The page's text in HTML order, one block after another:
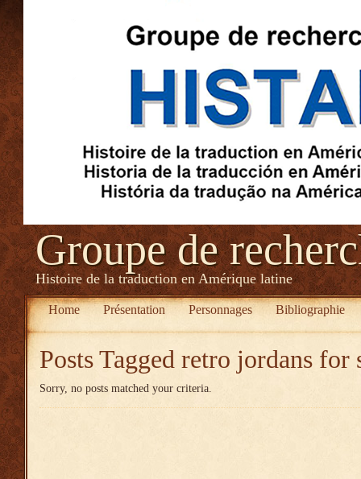
Groupe de
Histoire de la traduction en Amérique latine
Home Présentation Personnages Bibliographie
Posts Tagged retro jordans for
Sorry, no posts matched your criteria.